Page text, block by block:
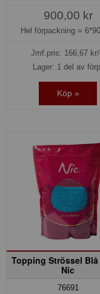
900,00 kr
Hel förpackning =
Jmf.pris: 166,67kr/
Lager: 1 del av förp.
Köp »
Topping Strössel
Nic
76691